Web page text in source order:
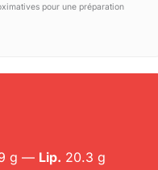
pour une préparation
g — Lip. 20.3 g